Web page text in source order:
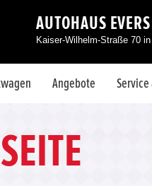
AUTOHAUS
Kaiser-Wilhelm-Straße 70
Angebote Service